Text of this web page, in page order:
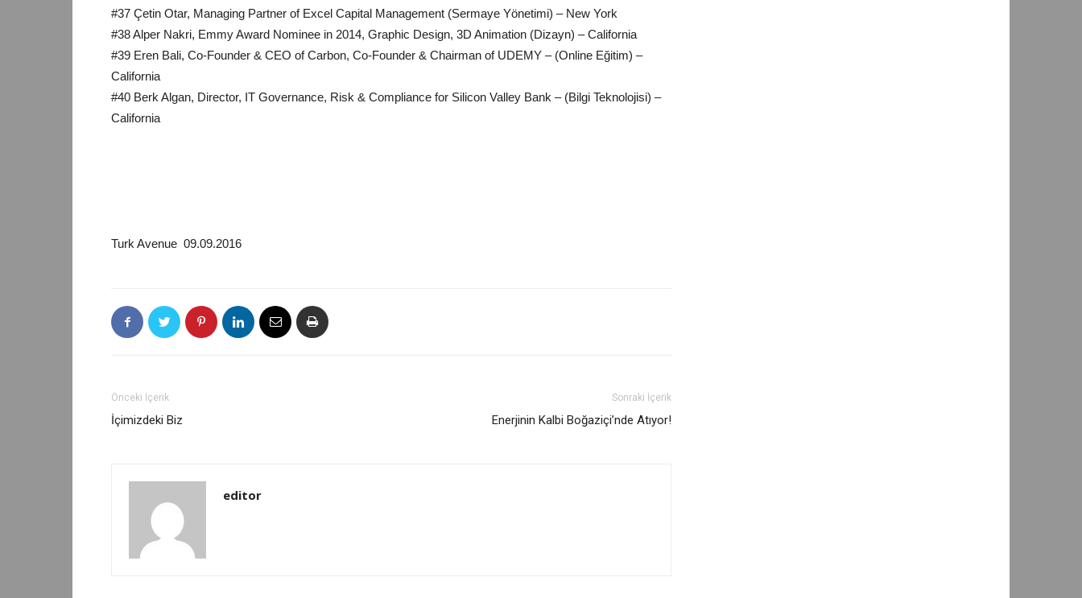
#37 Çetin Otar, Managing Partner of Excel Capital Management (Sermaye Yönetimi) – New York
#38 Alper Nakri, Emmy Award Nominee in 2014, Graphic Design, 3D Animation (Dizayn) – California
#39 Eren Bali, Co-Founder & CEO of Carbon, Co-Founder & Chairman of UDEMY – (Online Eğitim) –
California
#40 Berk Algan, Director, IT Governance, Risk & Compliance for Silicon Valley Bank – (Bilgi Teknolojisi) –
California
Turk Avenue 09.09.2016
Önceki İçerik
İçimizdeki Biz
Sonraki İçerik
Enerjinin Kalbi Boğaziçi’nde Atıyor!
editor